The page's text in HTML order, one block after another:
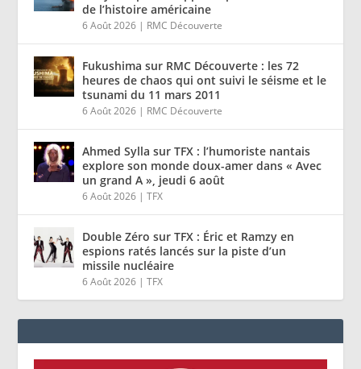
de l’histoire américaine
6 Août 2026 | RMC Découverte
Fukushima sur RMC Découverte : les 72
heures de chaos qui ont suivi le séisme et le
tsunami du 11 mars 2011
6 Août 2026 | RMC Découverte
Ahmed Sylla sur TFX : l’humoriste nantais
explore son monde doux-amer dans « Avec
un grand A », jeudi 6 août
6 Août 2026 |TFX
Double Zéro sur TFX : Éric et Ramzy en
espions ratés lancés sur la piste d’un
missile nucléaire
6 Août 2026 |TFX